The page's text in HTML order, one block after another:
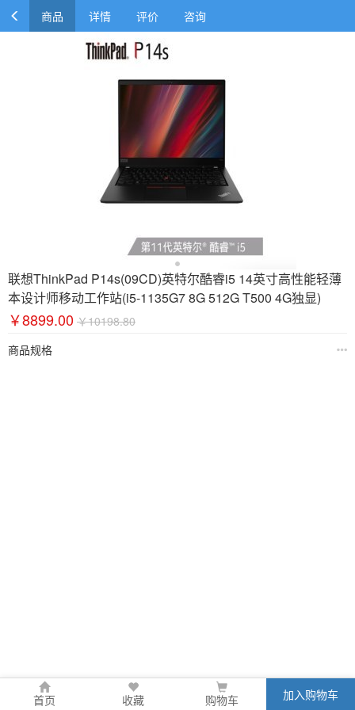
商品 详情 评价 咨询
联想ThinkPad P14s(09CD)英特尔酷睿i5 14英寸高性能轻薄
本设计师移动工作站(i5-1135G7 8G 512G T500 4G独显)
￥8899.00 ￥10198.80
商品规格
首页 收藏 购物车 加入购物车